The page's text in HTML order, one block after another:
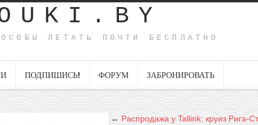
ЛЕТАТЬ ПОЧТИ БЕСПЛАТНО
ПОДПИШИСЬ! ФОРУМ ЗАБРОНИРОВАТЬ
←Распродажа у Tallink: круиз Рига-